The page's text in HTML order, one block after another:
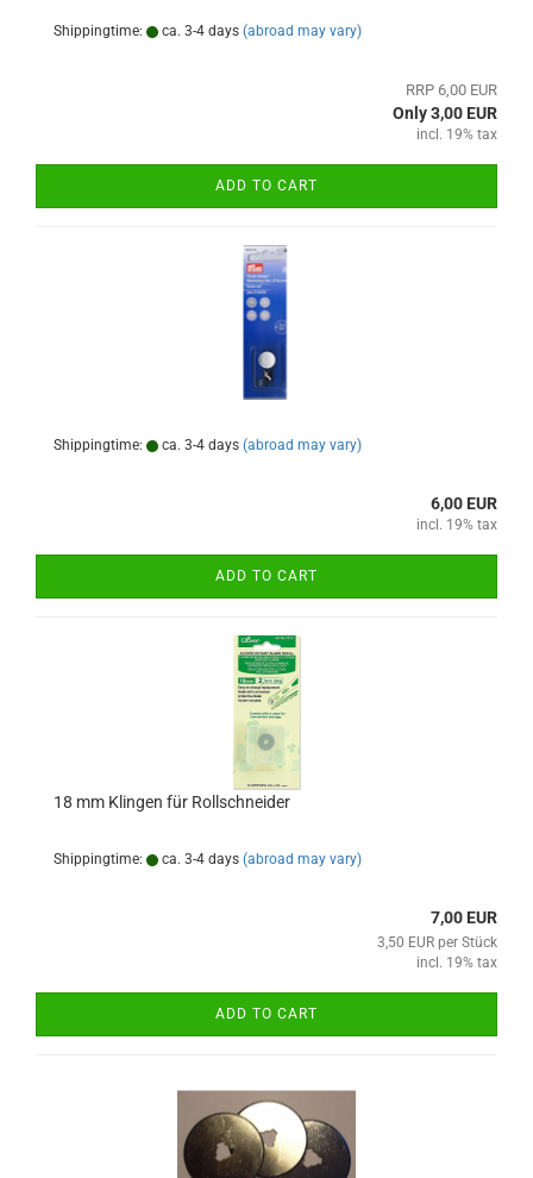
Shippingtime: ca. 3-4 days (abroad may vary)
RRP 6,00 EUR
Only 3,00 EUR
incl. 19% tax
ADD TO CART
Shippingtime: ca. 3-4 days (abroad may vary)
6,00 EUR
incl. 19% tax
ADD TO CART
18 mm Klingen für Rollschneider
Shippingtime: ca. 3-4 days (abroad may vary)
7,00 EUR
3,50 EUR per Stück
incl. 19% tax
ADD TO CART